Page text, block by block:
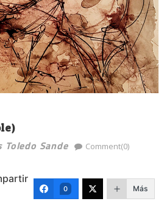
Toledo Sande Comment(0)
0 Más